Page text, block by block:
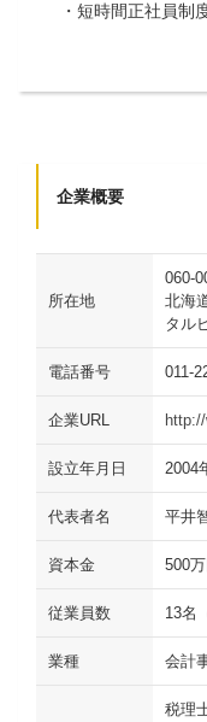
・短時間正社員制
企業概要
所在地
060-
北海
タル
電話番号 011-
企業URL
設立年月日 2004
代表者名 平井
資本金 500
従業員数 13名
業種 会計
税理